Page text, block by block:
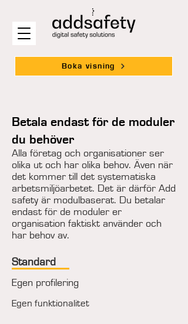
Boka visning
Betala endast för de moduler
du behöver
Alla företag och organisationer ser
olika ut och har olika behov. Även när
det kommer till det systematiska
arbetsmiljöarbetet. Det är därför Add
safety är modulbaserat. Du betalar
endast för de moduler er
organisation faktiskt använder och
har behov av.
Standard
Egen profilering
Egen funktionalitet